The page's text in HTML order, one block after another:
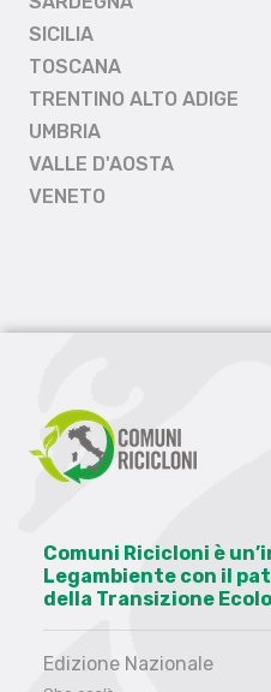
SICILIA
TOSCANA
TRENTINO ALTO ADIGE
UMBRIA
VALLE D'AOSTA
VENETO
Comuni Ricicloni è
Legambiente con il
della Transizione
Edizione Nazionale